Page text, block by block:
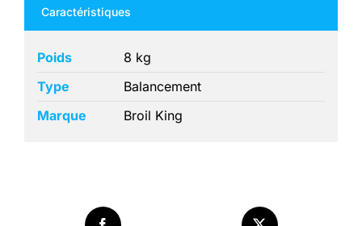
8
Caractéristiques
Poids
8 kg
Type
Balancement
Marque
Broil King